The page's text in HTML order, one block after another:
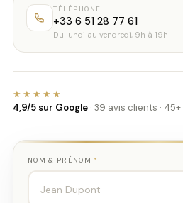
TÉLÉPHONE
+33 6 51 28 77 61
Du lundi au vendredi, 9h à 19h
★★★★★
4,9/5 sur Google · 39 avis clients ·
NOM & PRÉNOM *